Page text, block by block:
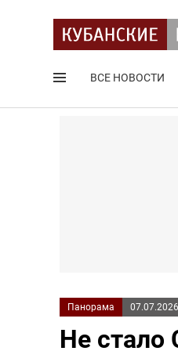
ВСЕ НОВОСТИ
Панорама
Не стало